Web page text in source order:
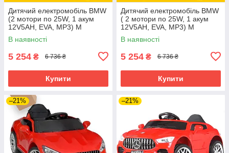
Дитячий електромобіль BMW
(2 мотори по 25W, 1 акум
12V5AH, EVA, MP3) M
3987EBLR-3 Червоний
В наявності
5 254 ₴ 6 736 ₴
Купити
Дитячий електромобіль BMW
( 2 мотори по 25W, 1 акум
12V5AH, EVA, MP3) M
3987EBLR-1 Білий
В наявності
5 254 ₴ 6 736 ₴
Купити
–21% –21%